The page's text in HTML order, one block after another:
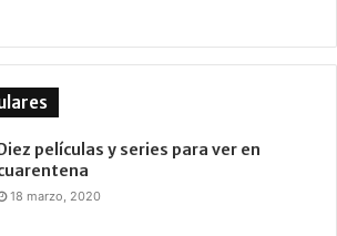
películas y series para ver en
18 marzo, 2020